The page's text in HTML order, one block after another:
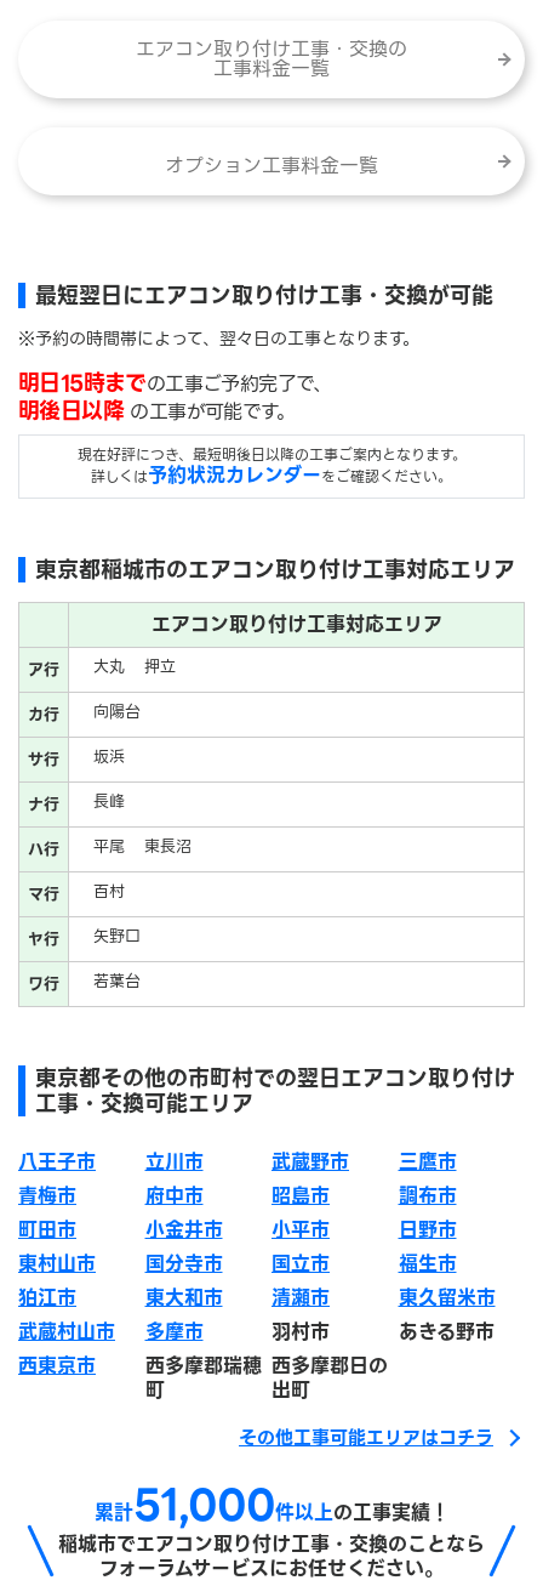
エアコン取り付け工事・交換の
工事料金一覧
オプション工事料金一覧
最短翌日にエアコン取り付け工事・交換が可能
※予約の時間帯によって、翌々日の工事となります。
明日15時までの工事ご予約完了で、
明後日以降 の工事が可能です。
現在好評につき、最短明後日以降の工事ご案内となります。
詳しくは予約状況カレンダーをご確認ください。
東京都稲城市のエアコン取り付け工事対応エリア
エアコン取り付け工事対応エリア
ア行 大丸
押立
カ行
向陽台
サ行
坂浜
ナ行
長峰
ハ行
平尾
東長沼
マ行
百村
ヤ行
矢野口
ワ行
若葉台
東京都その他の市町村での翌日エアコン取り付け
工事・交換可能エリア
八王子市 立川市 武蔵野市
三鷹市
青梅市
府中市 昭島市
調布市
町田市
小金井市 小平市
日野市
東村山市
国分寺市 国立市
福生市
狛江市
東大和市 清瀬市
東久留米市
武蔵村山市
多摩市 羽村市
あきる野市
西東京市
西多摩郡瑞穂
町
西多摩郡日の
出町
その他工事可能エリアはコチラ
累計51,000件以上の工事実績！
稲城市でエアコン取り付け工事・交換のことなら
フォーラムサービスにお任せください。